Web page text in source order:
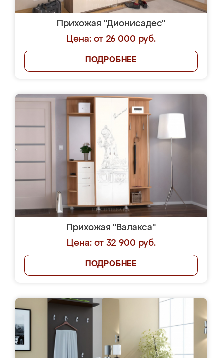
Прихожая "Дионисадес"
Цена: от 26 000 руб.
ПОДРОБНЕЕ
Прихожая "Валакса"
Цена: от 32 900 руб.
ПОДРОБНЕЕ